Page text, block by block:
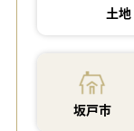
土地
坂戸市